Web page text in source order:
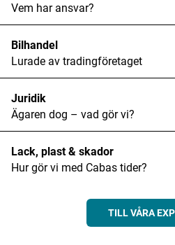
Vem har ansvar?
Bilhandel
Lurade av tradingföretaget
Juridik
Ägaren dog – vad gör vi?
Lack, plast & skador
Hur gör vi med Cabas tider?
TILL VÅRA